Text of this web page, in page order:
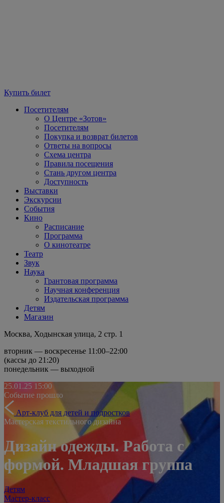
Купить билет
Посетителям
О Центре «Зотов»
Посетителям
Покупка и возврат билетов
Ответы на вопросы
Схема центра
Правила посещения
Стань другом центра
Доступность
Выставки
Экскурсии
События
Кино
Расписание
Программа
О кинотеатре
Театр
Звук
Наука
Грантовая программа
Научная конференция
Издательская программа
Детям
Магазин
Москва, Ходынская улица, 2 стр. 1
вторник — воскресенье 11:00–22:00
(кассы до 21:20)
понедельник — выходной
25.01.25 15:00
Событие прошло
Арт-клуб для детей и подростков
Мастерская текстильного дизайна
Дизайн одежды. Работа с
формой. Младшая группа
Детям
Мастер-класс